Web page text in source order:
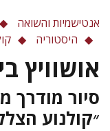
אנטישמיות והשואה
היסטוריה
אושוויץ
סיור מודרך
״קולנוע